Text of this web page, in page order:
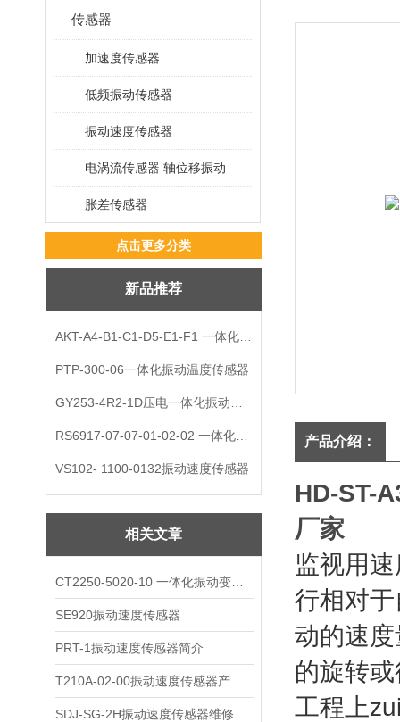
传感器
加速度传感器
低频振动传感器
振动速度传感器
电涡流传感器 轴位移振动
胀差传感器
点击更多分类
新品推荐
PTP-300-06一体化振动温度传感器
VS102- 1100-0132振动速度传感器
相关文章
SE920振动速度传感器
PRT-1振动速度传感器简介
产品介绍：
HD-ST-
厂家
监视用
行相对
动的速
的旋转
工程上